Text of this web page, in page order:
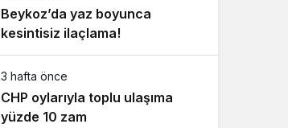
Beykoz’da yaz boyunca
kesintisiz ilaçlama!
3 hafta önce
CHP oylarıyla toplu ulaşıma
yüzde 10 zam